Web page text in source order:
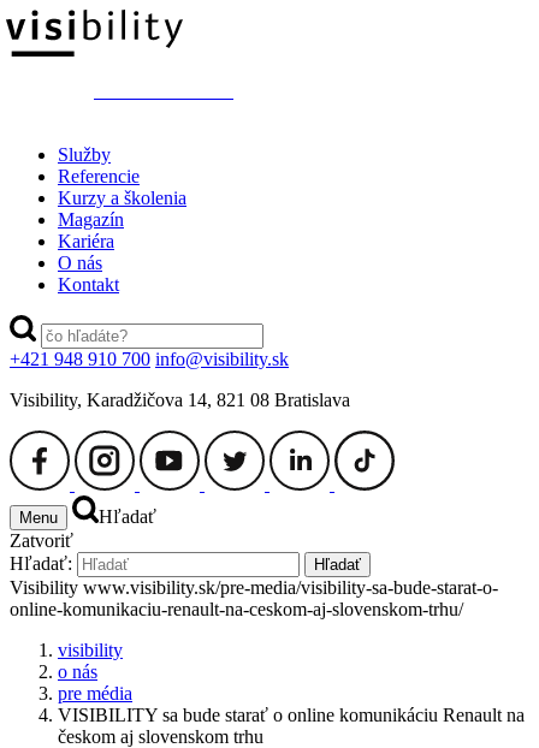
Služby
Referencie
Kurzy a školenia
Magazín
Kariéra
O nás
Kontakt
+421 948 910 700 info@visibility.sk
Visibility, Karadžičova 14, 821 08 Bratislava
Menu
Hľadať
Zatvoriť
Hľadať:
Hľadať
Visibility www.visibility.sk/pre-media/visibility-sa-bude-starat-o-
online-komunikaciu-renault-na-ceskom-aj-slovenskom-trhu/
visibility
o nás
pre média
VISIBILITY sa bude starať o online komunikáciu Renault na
českom aj slovenskom trhu